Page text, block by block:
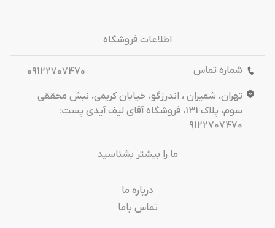
اطلاعات فروشگاه
شماره تماس
09122707470
تهران، شمیران ، اندرزگو، خیابان کریمی، نبش محققی
سوم، پلاک 131، فروشگاه آقای لیف آیدی پست:
9122707470
ما را بیشتر بشناسید
درباره‌ ما
تماس باما